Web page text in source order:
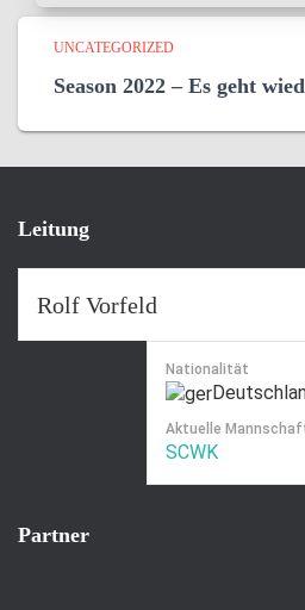
UNCATEGORIZED
Season 2022 – Es geht
Leitung
Rolf Vorfeld
Nationalität
Aktuelle
SCWK
Partner